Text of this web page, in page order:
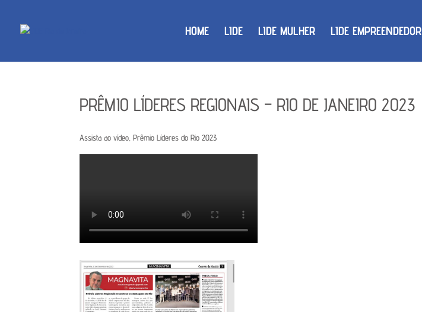
HOME LIDE LIDE MULHER LIDE EMPREENDEDOR
PRÊMIO LÍDERES REGIONAIS – RIO DE JANEIRO 2023
Assista ao vídeo, Prêmio Líderes do Rio 2023